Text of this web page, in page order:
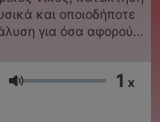
και οποιοδήποτε
για όσα αφορούν
Ένταση 1 x